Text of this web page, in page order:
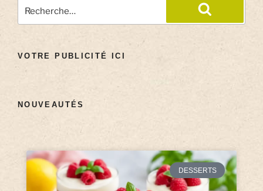
VOTRE PUBLICITÉ ICI
NOUVEAUTÉS
DESSERTS